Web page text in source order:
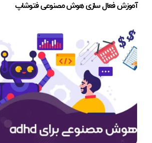
آموزش فعال سازی هوش مصنوعی فتوشاپ